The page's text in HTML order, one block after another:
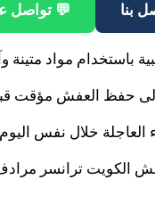
بنا 💬 تواصل
باستخدام مواد متينة
حفظ العفش مؤقت
العاجلة خلال نفس
ترانسر مرادف